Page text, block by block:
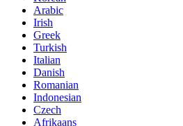
Arabic
Irish
Greek
Turkish
Italian
Danish
Romanian
Indonesian
Czech
Afrikaans